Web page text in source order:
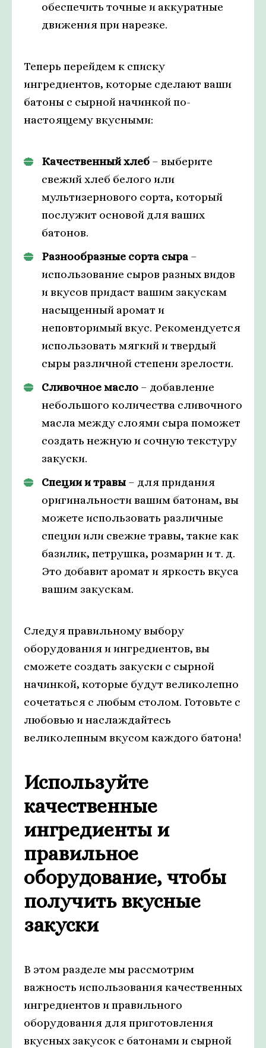
обеспечить точные и аккуратные
движения при нарезке.
Теперь перейдем к списку
ингредиентов, которые сделают ваши
батоны с сырной начинкой по-
настоящему вкусными:
Качественный хлеб – выберите
свежий хлеб белого или
мультизернового сорта, который
послужит основой для ваших
батонов.
Разнообразные сорта сыра –
использование сыров разных видов
и вкусов придаст вашим закускам
насыщенный аромат и
неповторимый вкус. Рекомендуется
использовать мягкий и твердый
сыры различной степени зрелости.
Сливочное масло – добавление
небольшого количества сливочного
масла между слоями сыра поможет
создать нежную и сочную текстуру
закуски.
Специи и травы – для придания
оригинальности вашим батонам, вы
можете использовать различные
специи или свежие травы, такие как
базилик, петрушка, розмарин и т. д.
Это добавит аромат и яркость вкуса
вашим закускам.
Следуя правильному выбору
оборудования и ингредиентов, вы
сможете создать закуски с сырной
начинкой, которые будут великолепно
сочетаться с любым столом. Готовьте с
любовью и наслаждайтесь
великолепным вкусом каждого батона!
Используйте
качественные
ингредиенты и
правильное
оборудование, чтобы
получить вкусные
закуски
В этом разделе мы рассмотрим
важность использования качественных
ингредиентов и правильного
оборудования для приготовления
вкусных закусок с батонами и сырной